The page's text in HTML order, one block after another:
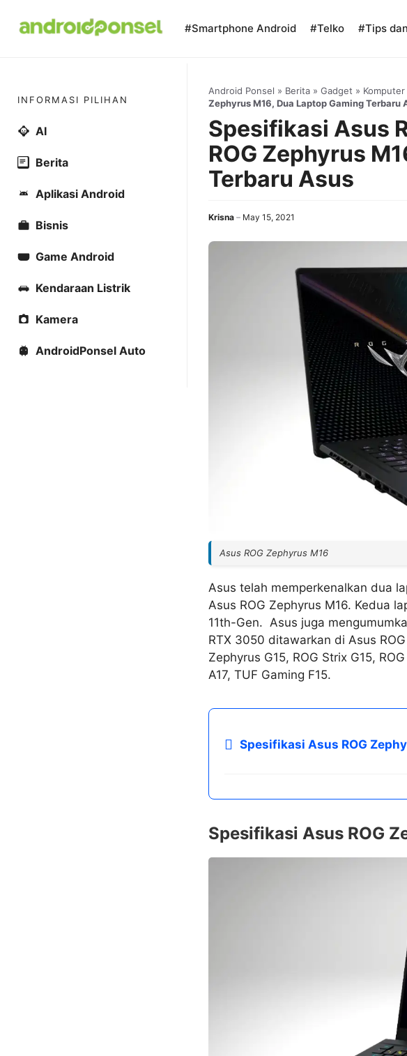
#Smartphone Android #Telko #Tips
Android Ponsel » Berita» Gadget »
Zephyrus M16, Dua Laptop Gaming Terbaru
Spesifikasi Asus
ROG Zephyrus
Terbaru Asus
Krisna May 15, 2021
Asus ROG Zephyrus M16
Asus telah memperkenalkan dua
Asus ROG Zephyrus M16. Kedua
11th-Gen. Asus juga
RTX 3050 ditawarkan di Asus
Zephyrus G15, ROG Strix G15,
A17, TUF Gaming F15.
Spesifikasi Asus ROG
Spesifikasi Asus ROG
INFORMASI PILIHAN
AI
Berita
Aplikasi Android
Bisnis
Game Android
Kendaraan Listrik
Kamera
AndroidPonsel Auto